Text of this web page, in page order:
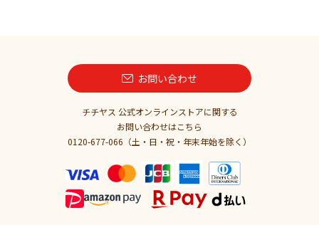
お問い合わせ
チチヤス 公式オンラインストアに関する
お問い合わせはこちら
0120-677-066（土・日・祝・年末年始を除く）